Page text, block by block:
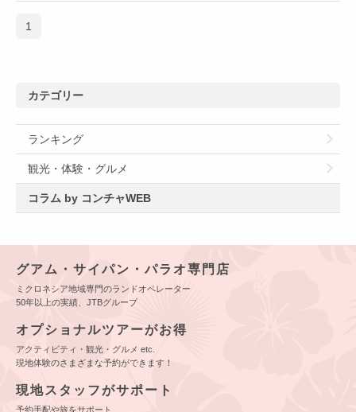
1
カテゴリー
ランキング
観光・体験・グルメ
コラム by コンチャWEB
グアム・サイパン・パラオ専門店
ミクロネシア地域専門のランドオペレーター
50年以上の実績、JTBグループ
オプショナルツアーがお得
アクティビティ・観光・グルメ etc.
現地体験のさまざまな予約ができます！
現地スタッフがサポート
予約手配や旅をサポート